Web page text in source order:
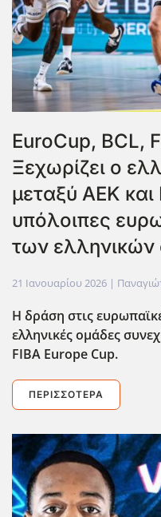
EuroCup, BCL,
Ξεχωρίζει ο
μεταξύ ΑΕΚ και
υπόλοιπες
των
21 Ιανουαρίου 2026 |
Η δράση στις
ελληνικές ομάδες
FIBA Europe Cup.
ΠΕΡΙΣΣΌΤΕΡΑ